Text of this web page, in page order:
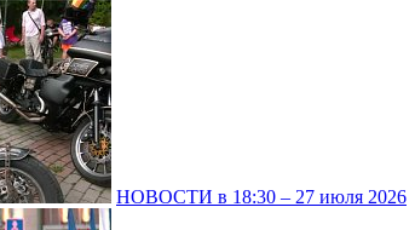
НОВОСТИ в 18:30 – 27 июля 2026